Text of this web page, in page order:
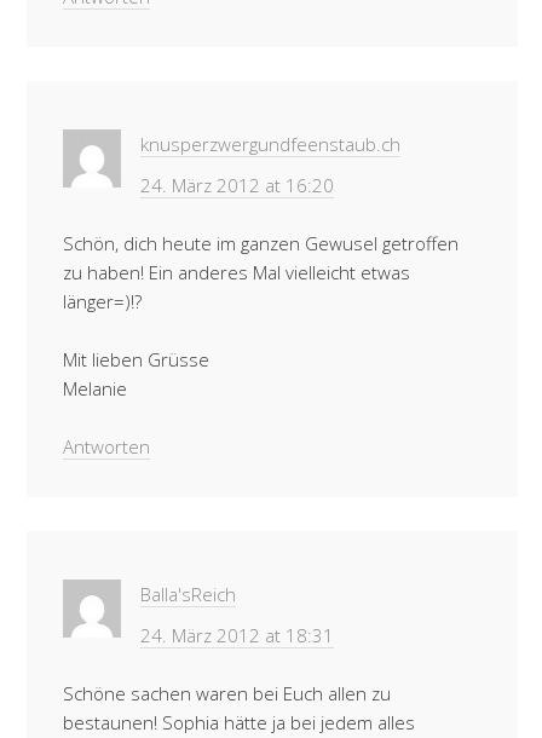
knusperzwergundfeenstaub.ch
24. März 2012 at 16:20
Schön, dich heute im ganzen Gewusel getroffen
zu haben! Ein anderes Mal vielleicht etwas
länger=)!?
Mit lieben Grüsse
Melanie
Antworten
Balla'sReich
24. März 2012 at 18:31
Schöne sachen waren bei Euch allen zu
bestaunen! Sophia hätte ja bei jedem alles